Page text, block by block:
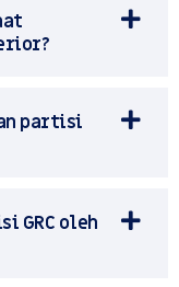
partisi
GRC oleh